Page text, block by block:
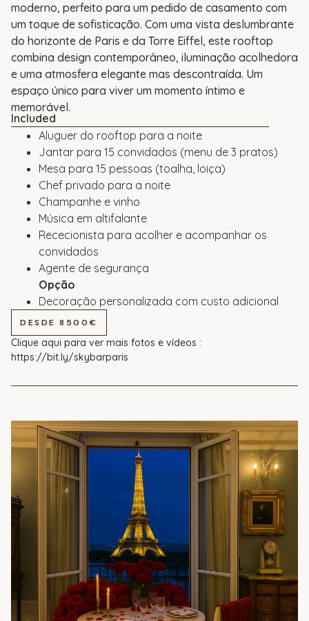
moderno, perfeito para um pedido de casamento com
um toque de sofisticação. Com uma vista deslumbrante
do horizonte de Paris e da Torre Eiffel, este rooftop
combina design contemporâneo, iluminação acolhedora
e uma atmosfera elegante mas descontraída. Um
espaço único para viver um momento íntimo e
memorável.
Included
Aluguer do rooftop para a noite
Jantar para 15 convidados (menu de 3 pratos)
Mesa para 15 pessoas (toalha, loiça)
Chef privado para a noite
Champanhe e vinho
Música em altifalante
Rececionista para acolher e acompanhar os
convidados
Agente de segurança
Opção
Decoração personalizada com custo adicional
DESDE 8500€
Clique aqui para ver mais fotos e vídeos :
https://bit.ly/skybarparis